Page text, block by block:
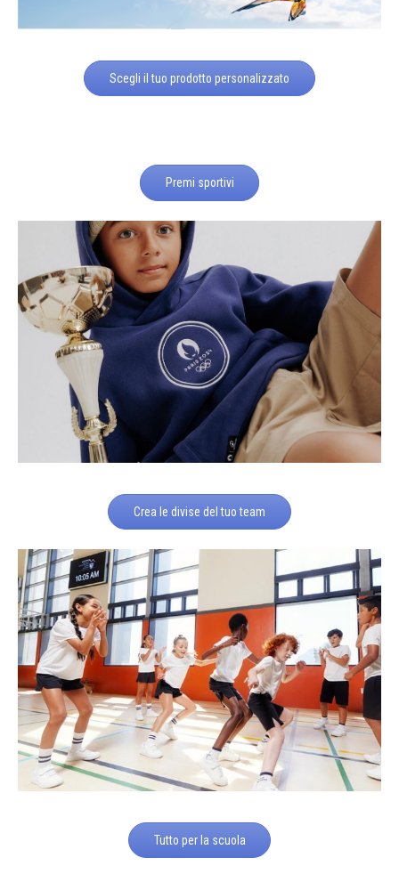
Scegli il tuo prodotto personalizzato
Premi sportivi
Crea le divise del tuo team
Tutto per la scuola